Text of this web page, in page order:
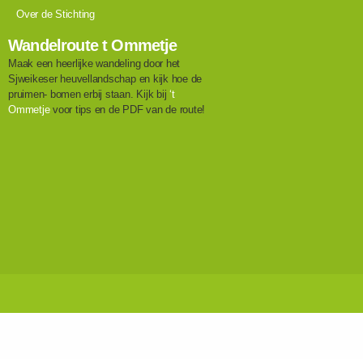
Over de Stichting
Wandelroute t Ommetje
Maak een heerlijke wandeling door het
Sjweikeser heuvellandschap en kijk hoe de
pruimen- bomen erbij staan. Kijk bij‘t
Ommetjevoor tips en de PDF van de route!